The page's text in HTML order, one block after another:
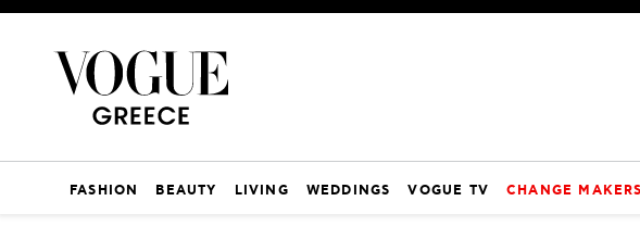
FASHION BEAUTY LIVING WEDDINGS VOGUE TV CHANGE